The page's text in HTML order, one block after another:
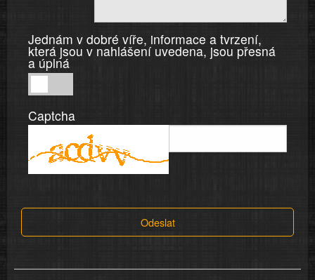
Jednám v dobré víře, informace a tvrzení,
která jsou v nahlášení uvedena, jsou přesná
a úplná
v
dobré
informace
v
uvedena,
Captcha
Odeslat